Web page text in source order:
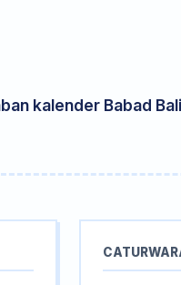
kalender Babad